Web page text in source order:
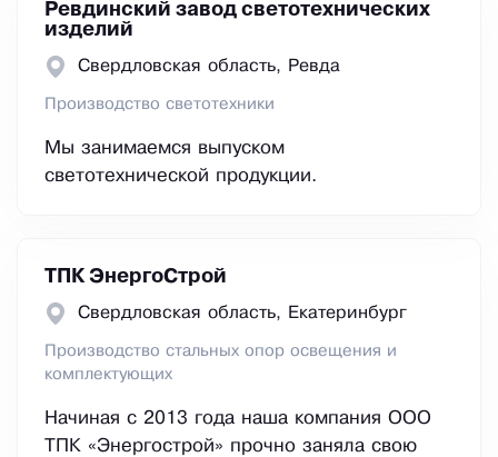
Ревдинский завод светотехнических
изделий
Свердловская область, Ревда
Производство светотехники
Мы занимаемся выпуском
светотехнической продукции.
ТПК ЭнергоСтрой
Свердловская область, Екатеринбург
Производство стальных опор освещения и
комплектующих
Начиная с 2013 года наша компания ООО
ТПК «Энергострой» прочно заняла свою